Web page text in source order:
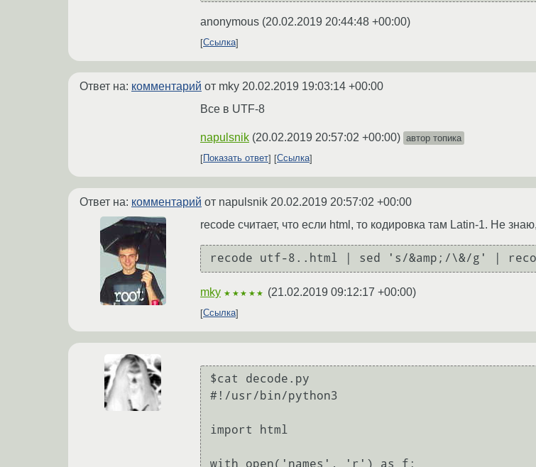
anonymous (20.02.2019 20:44:48 +00:00)
Ссылка
Ответ на: комментарий от mky 20.02.2019 19:03:14 +00:00
Все в UTF-8
napulsnik (20.02.2019 20:57:02 +00:00) автор топика
Показать ответ
Ссылка
Ответ на: комментарий от napulsnik 20.02.2019 20:57:02 +00:00
recode считает, что если html, то кодировка там Latin-1. Не
mky ★★★★★ (21.02.2019 09:12:17 +00:00)
Ссылка
$cat decode.py
#!/usr/bin/python3
import html
with open('names', 'r') as f: